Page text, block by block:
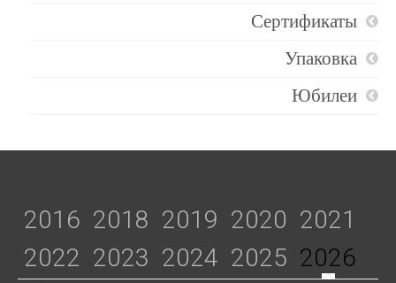
Сертификаты
Упаковка
Юбилеи
2016 2018 2019 2020 2021
2022 2023 2024 2025 2026